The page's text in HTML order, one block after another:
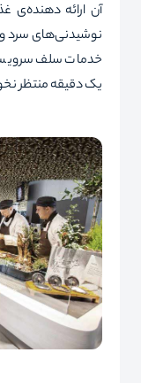
آن ارائه دهنده‌ی
نوشیدنی‌های سرد
خدمات سلف سرویس
یک دقیقه منتظر